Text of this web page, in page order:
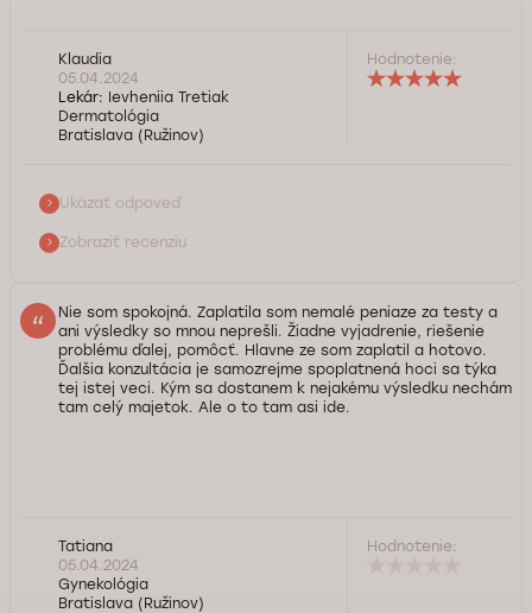
a milé slová o našej pani doktorke Evhenii Tretiak. Prajeme
vám veľa zdravia.
Služba kontroly kvality Doktorpro
Klaudia
05.04.2024
Lekár: Ievheniia Tretiak
Dermatológia
Bratislava (Ružinov)
Hodnotenie:
Ukázať odpoveď
Zobraziť recenziu
Nie som spokojná. Zaplatila som nemalé peniaze za testy a
ani výsledky so mnou neprešli. Žiadne vyjadrenie, riešenie
problému ďalej, pomôcť. Hlavne ze som zaplatil a hotovo.
Ďalšia konzultácia je samozrejme spoplatnená hoci sa týka
tej istej veci. Kým sa dostanem k nejakému výsledku nechám
tam celý majetok. Ale o to tam asi ide.
Tatiana
05.04.2024
Gynekológia
Bratislava (Ružinov)
Hodnotenie: